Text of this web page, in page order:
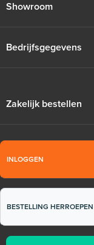
Showroom
Bedrijfsgegevens
Zakelijk bestellen
INLOGGEN
BESTELLING HERROEPEN